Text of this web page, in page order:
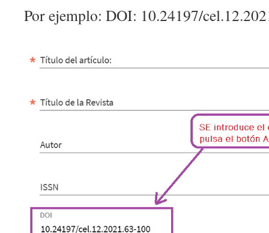
Por ejemplo: DOI: 10.24197/